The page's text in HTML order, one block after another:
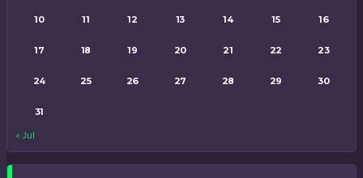
10 11 12 13 14 15 16
17 18 19 20 21 22 23
24 25 26 27 28 29 30
31
« Jul